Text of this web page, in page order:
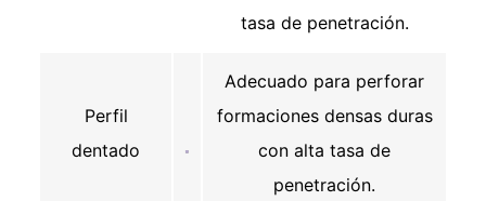
tasa de penetración.
Perfil
dentado
Adecuado para perforar
formaciones densas duras
con alta tasa de
penetración.